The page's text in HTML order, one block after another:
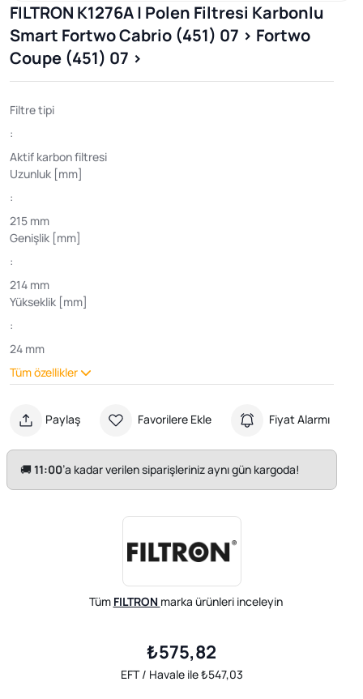
FILTRON K1276A | Polen Filtresi Karbonlu
Smart Fortwo Cabrio (451) 07 > Fortwo
Coupe (451) 07 >
Filtre tipi
:
Aktif karbon filtresi
Uzunluk [mm]
:
215 mm
Genişlik [mm]
:
214 mm
Yükseklik [mm]
:
24 mm
Tüm özellikler
Paylaş Favorilere Ekle Fiyat Alarmı
🚚11:00’a kadar verilen siparişleriniz aynı gün kargoda!
Tüm FILTRON marka ürünleri inceleyin
₺575,82
EFT / Havale ile ₺547,03